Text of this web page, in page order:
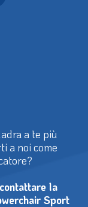
a te più
a noi come
la
Sport